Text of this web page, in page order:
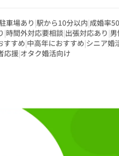
車場あり|駅から10分以内|成婚率
|時間外対応要相談|出張対応あり|
すすめ|中高年におすすめ|シニア婚
応援|オタク婚活向け